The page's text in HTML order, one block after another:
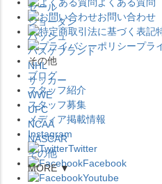
お問い合わせ
プラ
その他
ブログ
スタッフ紹介
スタッフ募集
メディア掲載情報
Instagram
Twitter
Facebook
Youtube
セール
ジョーダン
バッシュ
バスケブランド
NHL
サッカー
WWE
UFC
NCAA
NASCAR
その他
MORE ▼